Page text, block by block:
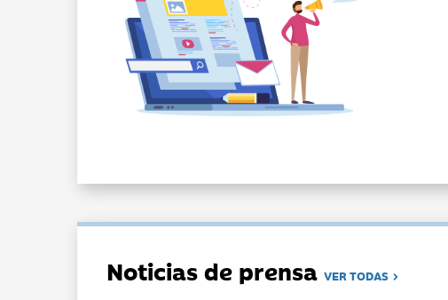
Noticias de prensaVER TODAS